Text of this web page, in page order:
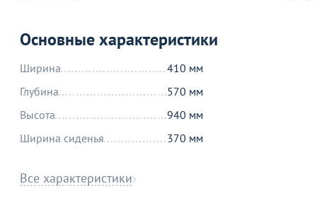
Основные характеристики
Ширина
410 мм
Глубина
570 мм
Высота
940 мм
Ширина сиденья
370 мм
Все характеристики